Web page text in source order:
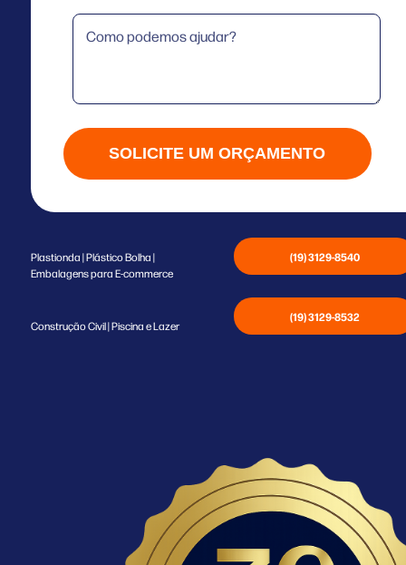
SOLICITE UM ORÇAMENTO
Plastionda | Plástico Bolha |
Embalagens para E-commerce
(19) 3129-8540
Construção Civil | Piscina e Lazer
(19) 3129-8532